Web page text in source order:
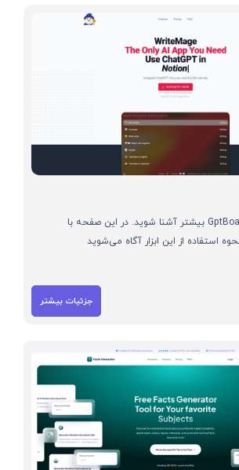
با هوش مصنوعی GptBoard بیشتر آشنا شوید. در این صفحه با
استفاده از این ابزار آگاه می‌شوید
جزئیات بیشتر